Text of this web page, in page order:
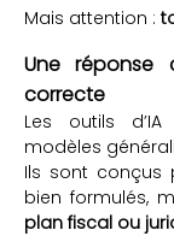
Mais attention :
Une réponse
correcte
Les outils
modèles
Ils sont conçus
bien formulés,
plan fiscal ou